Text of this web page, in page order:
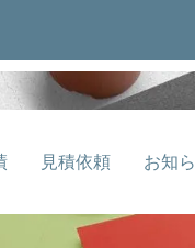
見積依頼 お知